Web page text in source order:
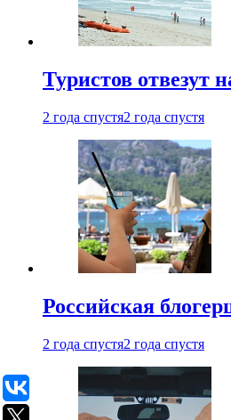
Туристов отвезут
2 года спустя2 года спустя
Российская
2 года спустя2 года спустя